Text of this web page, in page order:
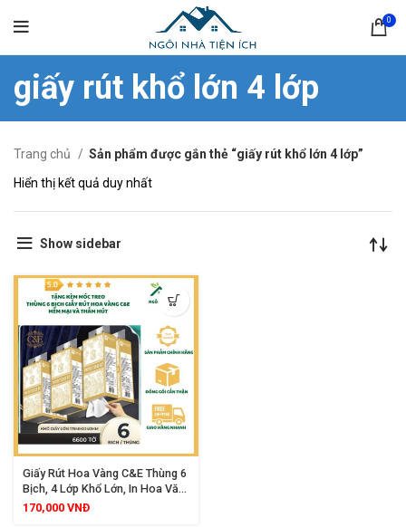
0
giấy rút khổ lớn 4 lớp
Trang chủ
Sản phẩm được gắn thẻ “giấy rút khổ lớn 4 lớp”
Hiển thị kết quả duy nhất
Show sidebar
Giấy Rút Hoa Vàng C&E Thùng 6
Bịch, 4 Lớp Khổ Lớn, In Hoa Văn
8D, Kèm Móc Treo Tiện Lợi
170,000 VNĐ